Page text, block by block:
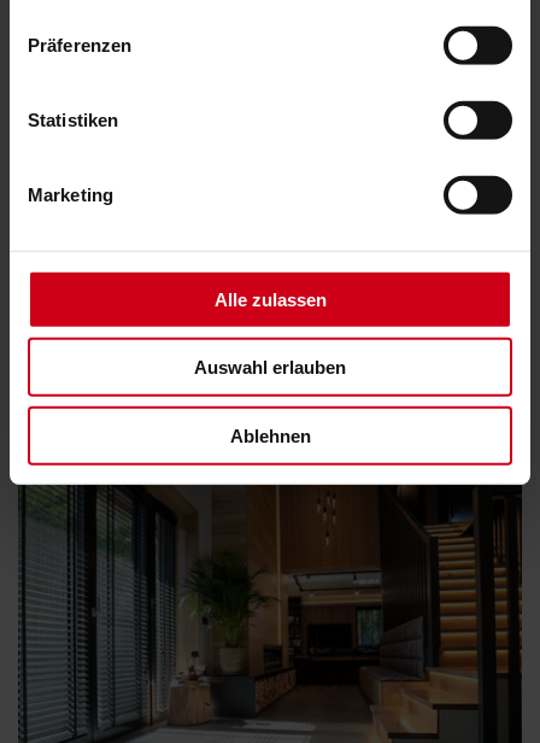
Präferenzen
Statistiken
Marketing
Alle zulassen
Auswahl erlauben
Ablehnen
Product description
Die Alujaousien sind so individuell wie Ihr
Zuhause. Die Lamellen sind in mehreren
You might also be interested in